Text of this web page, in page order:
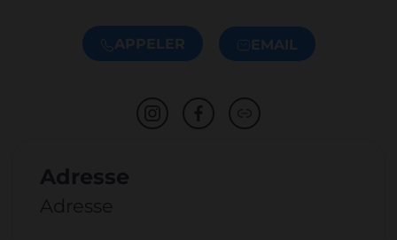
APPELER EMAIL
Adresse
Adresse